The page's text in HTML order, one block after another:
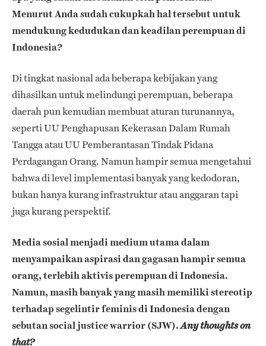
Menurut Anda sudah cukupkah hal tersebut untuk
mendukung kedudukan dan keadilan perempuan di
Indonesia?
Di tingkat nasional ada beberapa kebijakan yang
dihasilkan untuk melindungi perempuan, beberapa
daerah pun kemudian membuat aturan turunannya,
seperti UU Penghapusan Kekerasan Dalam Rumah
Tangga atau UU Pemberantasan Tindak Pidana
Perdagangan Orang. Namun hampir semua mengetahui
bahwa di level implementasi banyak yang kedodoran,
bukan hanya kurang infrastruktur atau anggaran tapi
juga kurang perspektif.
Media sosial menjadi medium utama dalam
menyampaikan aspirasi dan gagasan hampir semua
orang, terlebih aktivis perempuan di Indonesia.
Namun, masih banyak yang masih memiliki stereotip
terhadap segelintir feminis di Indonesia dengan
sebutan social justice warrior (SJW).Any thoughts on
that?